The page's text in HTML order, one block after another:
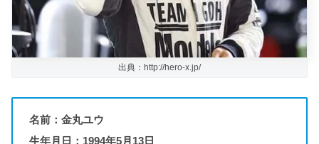
出典：http://hero-x.jp/
名前：金丸ユウ
生年月日：1994年5月13日